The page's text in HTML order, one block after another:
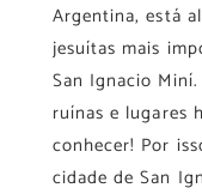
Argentina, está
jesuítas mais
San Ignacio
ruínas e lugares
conhecer! Por
cidade de San